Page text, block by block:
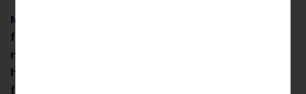
Med den nya hemsidebyggaren SmartWebsite
från STRATO behöver du endast ange några
nyckelord för att skapa en egen skräddarsydd
hemsida. En AI-driven SEO-assistent, verktyg
för att skapa bilder och text till din webbplats